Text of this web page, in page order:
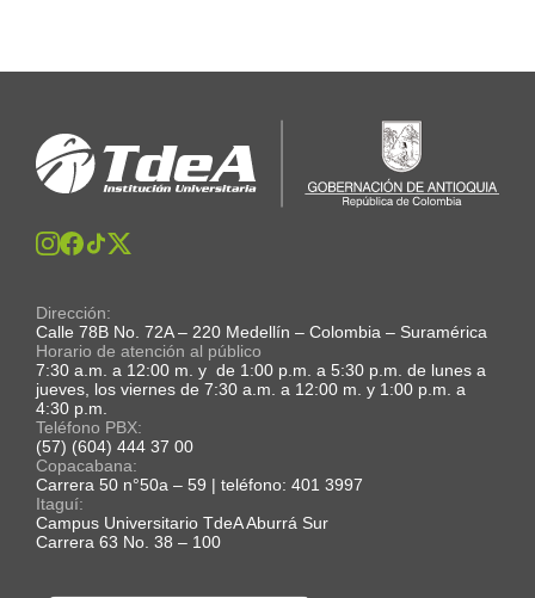
Dirección:
Calle 78B No. 72A – 220 Medellín – Colombia – Suramérica
Horario de atención al público
7:30 a.m. a 12:00 m. y de 1:00 p.m. a 5:30 p.m. de lunes a
jueves, los viernes de 7:30 a.m. a 12:00 m. y 1:00 p.m. a
4:30 p.m.
Teléfono PBX:
(57) (604) 444 37 00
Copacabana:
Carrera 50 n°50a – 59 | teléfono: 401 3997
Itaguí:
Campus Universitario TdeA Aburrá Sur
Carrera 63 No. 38 – 100